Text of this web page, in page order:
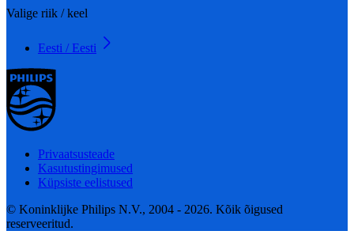
Valige riik / keel
Eesti / Eesti
Privaatsusteade
Kasutustingimused
Küpsiste eelistused
© Koninklijke Philips N.V., 2004 - 2026. Kõik õigused
reserveeritud.